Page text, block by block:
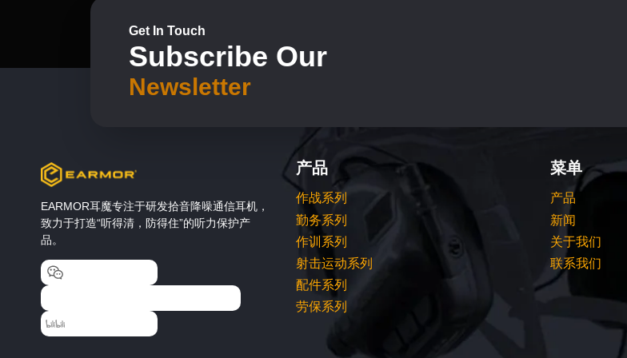
Get In Touch
Subscribe Our
Newsletter
EARMOR耳魔专注于研发拾音降噪通信耳机，
致力于打造“听得清，防得住”的听力保护产
品。
产品
作战系列
勤务系列
作训系列
射击运动系列
配件系列
劳保系列
菜单
产品
新闻
关于我们
联系我们